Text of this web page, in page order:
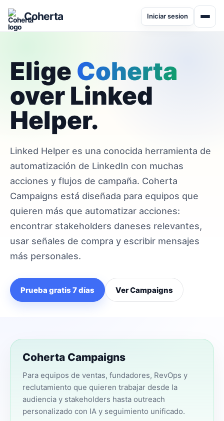
Coherta Iniciar sesion
Elige Coherta
over Linked
Helper.
Linked Helper es una conocida herramienta de
automatización de LinkedIn con muchas
acciones y flujos de campaña. Coherta
Campaigns está diseñada para equipos que
quieren más que automatizar acciones:
encontrar stakeholders daneses relevantes,
usar señales de compra y escribir mensajes
más personales.
Prueba gratis 7 días Ver Campaigns
Coherta Campaigns
Para equipos de ventas, fundadores, RevOps y
reclutamiento que quieren trabajar desde la
audiencia y stakeholders hasta outreach
personalizado con IA y seguimiento unificado.